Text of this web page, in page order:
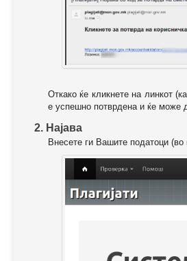
Откако ќе кликнете на линкот
е успешно потврдена и ќе може
2. Најава
Внесете ги Вашите податоци (во